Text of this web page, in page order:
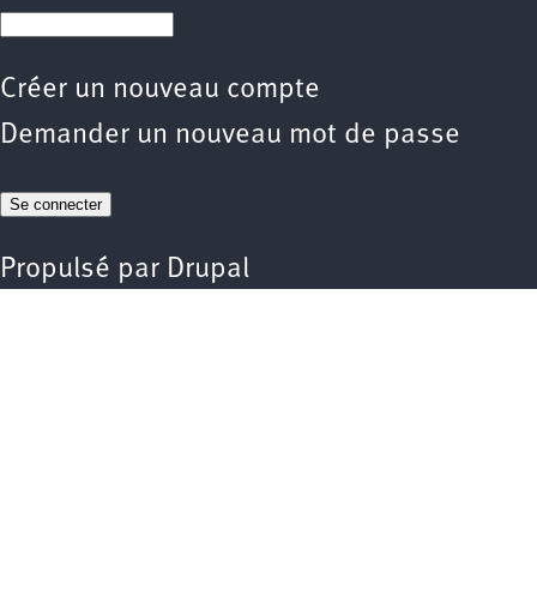
Créer un nouveau compte
Demander un nouveau mot de passe
Propulsé par Drupal